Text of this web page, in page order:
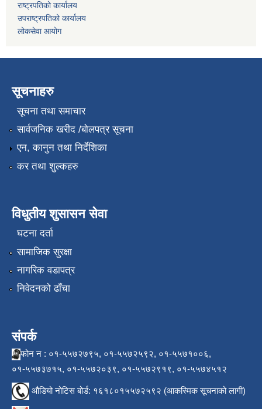
राष्ट्रपतिको कार्यालय
उपराष्ट्रपतिको कार्यालय
लोकसेवा आयोग
सूचनाहरु
सूचना तथा समाचार
सार्वजनिक खरीद /बोलपत्र सूचना
एन, कानुन तथा निर्देशिका
कर तथा शुल्कहरु
विधुतीय शुसासन सेवा
घटना दर्ता
सामाजिक सुरक्षा
नागरिक वडापत्र
निवेदनको ढाँचा
संपर्क
फोन न : ०१-५५७२७९५, ०१-५५७२५९२, ०१-५५७१००६,
०१-५५७३७१५, ०१-५५७२०३९, ०१-५५७२९१९, ०१-५५७४५१२
औडियो नोटिस बोर्ड: १६१८०१५५७२५९२ (आकस्मिक सूचनाको लागी)